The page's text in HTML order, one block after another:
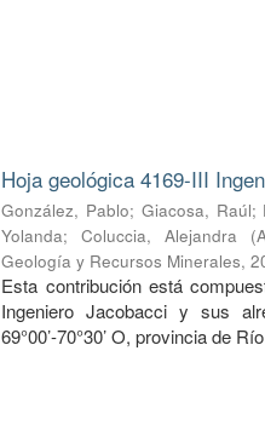
Hoja geológica 4169-III
González, Pablo; Giacosa, Raúl;
Yolanda;Coluccia, Alejandra (
Geología y Recursos Minerales,
Esta contribución está
Ingeniero Jacobacci y sus
69°00’-70°30’ O, provincia de